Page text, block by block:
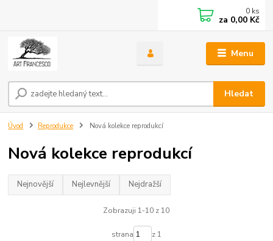
Menu
Hledat
0 ks
za 0,00 Kč
Úvod Reprodukce Nová kolekce reprodukcí
Nová kolekce reprodukcí
Nejnovější Nejlevnější Nejdražší
Zobrazuji 1-10 z 10
strana z 1